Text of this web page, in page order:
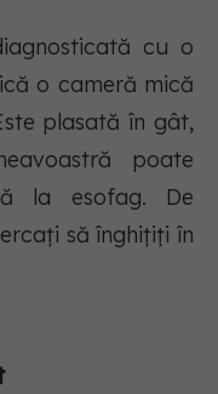
cu o
o cameră mică
plasată în gât,
poate
la esofag. De
să înghițiți în